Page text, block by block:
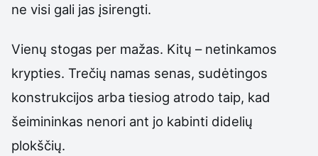
ne visi gali jas įsirengti.
Vienų stogas per mažas. Kitų – netinkamos
krypties. Trečių namas senas, sudėtingos
konstrukcijos arba tiesiog atrodo taip, kad
šeimininkas nenori ant jo kabinti didelių
plokščių.